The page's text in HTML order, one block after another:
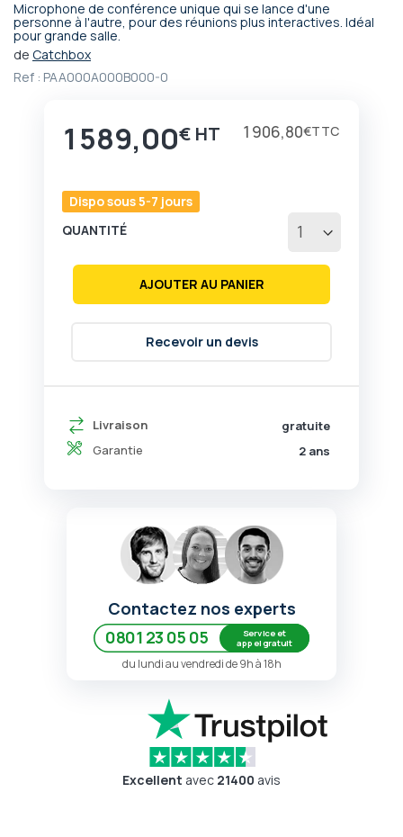
Microphone de conférence unique qui se lance d'une
personne à l'autre, pour des réunions plus interactives. Idéal
pour grande salle.
de Catchbox
Ref : PAA000A000B000-0
1 589,00€ 1 906,80€
Dispo sous 5-7 jours
Livraison
gratuite
Garantie
2 ans
QUANTITÉ
AJOUTER AU PANIER
Recevoir un devis
Passer
au
début
de
d’images
Contactez nos experts
0801 23 05 05
Service et
appel gratuit
du lundi au vendredi de 9h à 18h
Excellent avec 21400 avis